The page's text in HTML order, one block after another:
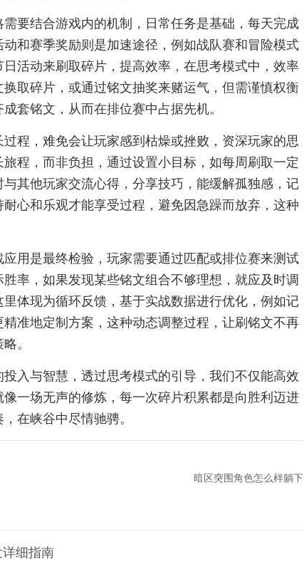
要结合游戏内的机制，日常任务是基础，每天完成
和赛季奖励则是加速途径，例如战队赛和冒险模式
活动来刷取碎片，提高效率，在思考模式中，效率
取碎片，或通过铭文抽奖来赌运气，但需谨慎权衡
套铭文，从而在排位赛中占据先机。
程，难免会让玩家感到枯燥或挫败，资深玩家的思
程，而非负担，通过设置小目标，如每周刷取一定
其他玩家交流心得，分享技巧，能缓解孤独感，记
心和乐观才能享受过程，避免因急躁而放弃，这种
用是最终检验，玩家需要通过匹配或排位赛来测试
率，如果发现某些铭文组合不够理想，就应及时调
体现为循环反馈，基于实战数据进行优化，例如记
准地定制方案，这种动态调整过程，让刷铭文不再
。
入与智慧，透过思考模式的引导，我们不仅能高效
一场无声的修炼，每一次碎片积累都是向胜利迈进
在峡谷中尽情驰骋。
暗区突围角色怎么样躺下
详细指南